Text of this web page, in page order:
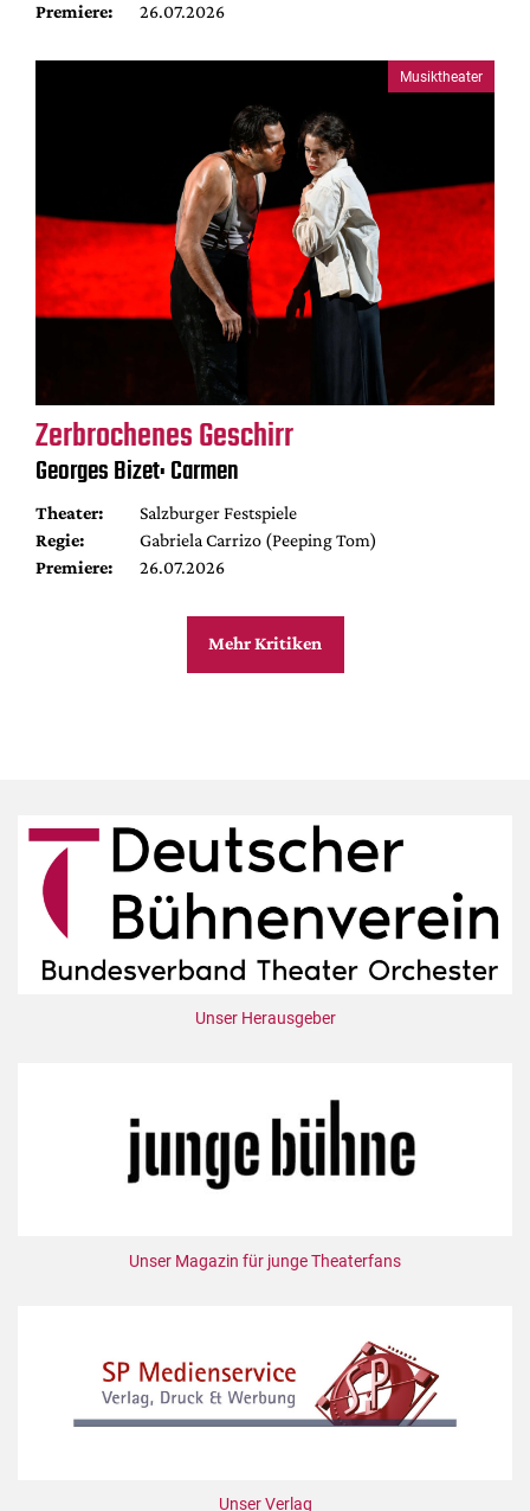
Premiere:
26.07.2026
Musiktheater
Zerbrochenes Geschirr
Georges Bizet: Carmen
Theater:
Salzburger Festspiele
Regie:
Gabriela Carrizo (Peeping Tom)
Premiere:
26.07.2026
Mehr Kritiken
Unser Herausgeber
Unser Magazin für junge Theaterfans
Unser Verlag